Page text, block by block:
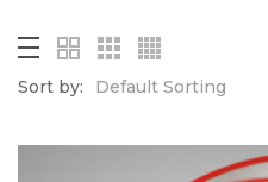
Sort by: Default Sorting